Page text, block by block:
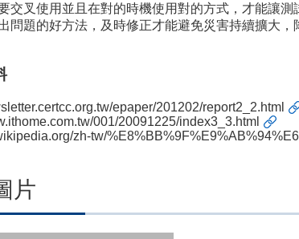
交叉使用並且在對的時機使用對的方式，才能讓
問題的好方法，及時修正才能避免災害持續擴大
epaper/201202/report2_2.html
001/20091225/index3_3.html
zh-tw/
片